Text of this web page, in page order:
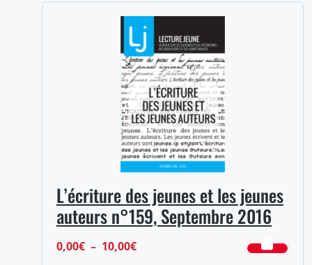
15,00€
17,00€
L’écriture des jeunes et les jeunes
auteurs n°159, Septembre 2016
0,00€ – 10,00€Plage